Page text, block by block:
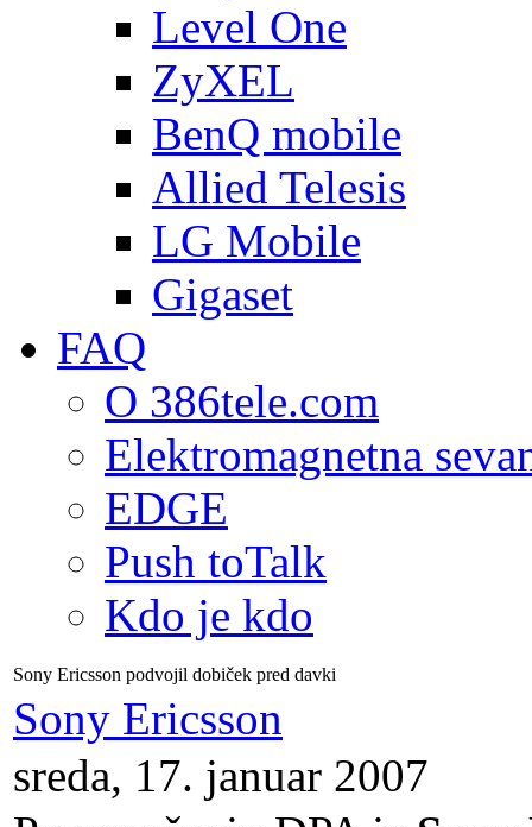
Level One
ZyXEL
BenQ mobile
Allied Telesis
LG Mobile
Gigaset
FAQ
O 386tele.com
Elektromagnetna
EDGE
Push toTalk
Kdo je kdo
Sony Ericsson podvojil dobiček pred davki
Sony Ericsson
sreda, 17. januar 2007